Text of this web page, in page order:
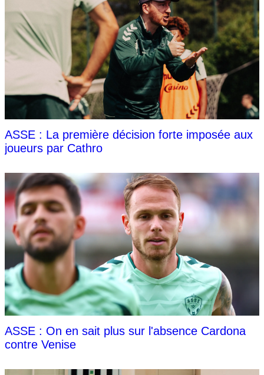
ASSE : La première décision forte imposée aux
joueurs par Cathro
ASSE : On en sait plus sur l'absence Cardona
contre Venise